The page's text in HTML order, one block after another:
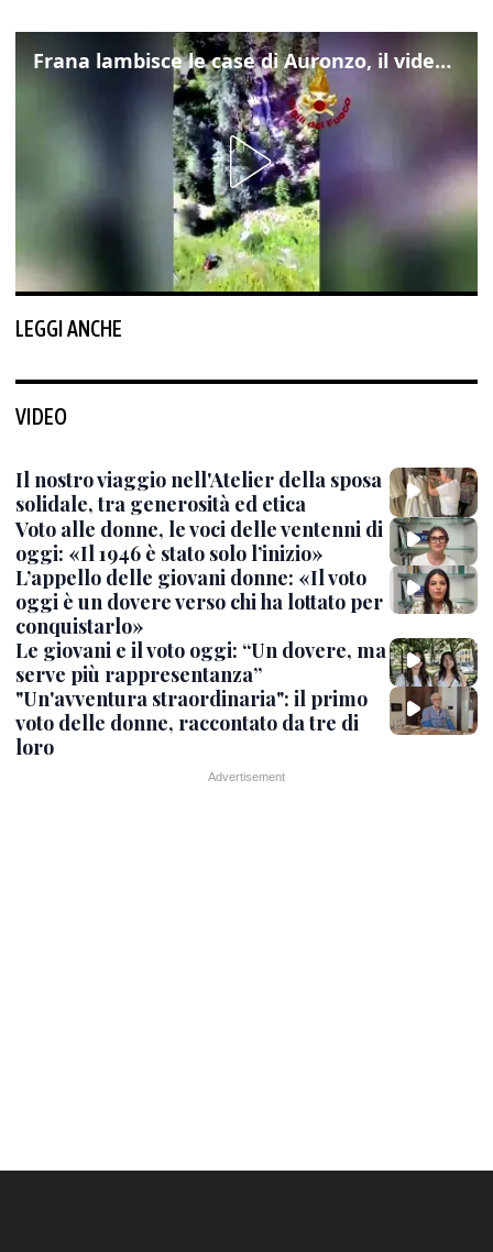
Frana lambisce le case di Auronzo, il video dall'elicottero dei vigili del fuoco
LEGGI ANCHE
VIDEO
Il nostro viaggio nell'Atelier della sposa
solidale, tra generosità ed etica
Voto alle donne, le voci delle ventenni di
oggi: «Il 1946 è stato solo l’inizio»
L’appello delle giovani donne: «Il voto
oggi è un dovere verso chi ha lottato per
conquistarlo»
Le giovani e il voto oggi: “Un dovere, ma
serve più rappresentanza”
"Un'avventura straordinaria": il primo
voto delle donne, raccontato da tre di
loro